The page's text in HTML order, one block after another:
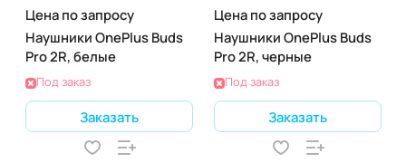
Цена по запросу
Наушники OnePlus Buds
Pro 2R, белые
Под заказ
Заказать
Цена по запросу
Наушники OnePlus Buds
Pro 2R, черные
Под заказ
Заказать